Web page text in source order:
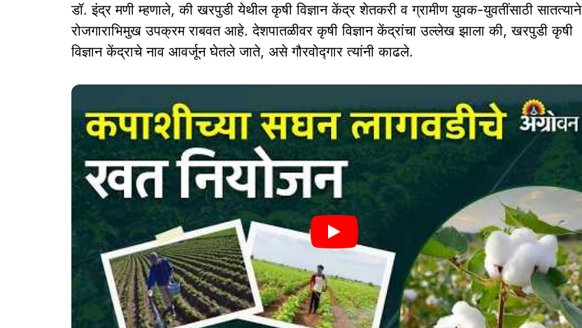
डॉ. इंद्र मणी म्हणाले, की खरपुडी येथील कृषी विज्ञान केंद्र शेतकरी व ग्रामीण युवक-युवतींसाठी सातत्याने
रोजगाराभिमुख उपक्रम राबवत आहे. देशपातळीवर कृषी विज्ञान केंद्रांचा उल्लेख झाला की, खरपुडी कृषी
विज्ञान केंद्राचे नाव आवर्जून घेतले जाते, असे गौरवोद्गार त्यांनी काढले.